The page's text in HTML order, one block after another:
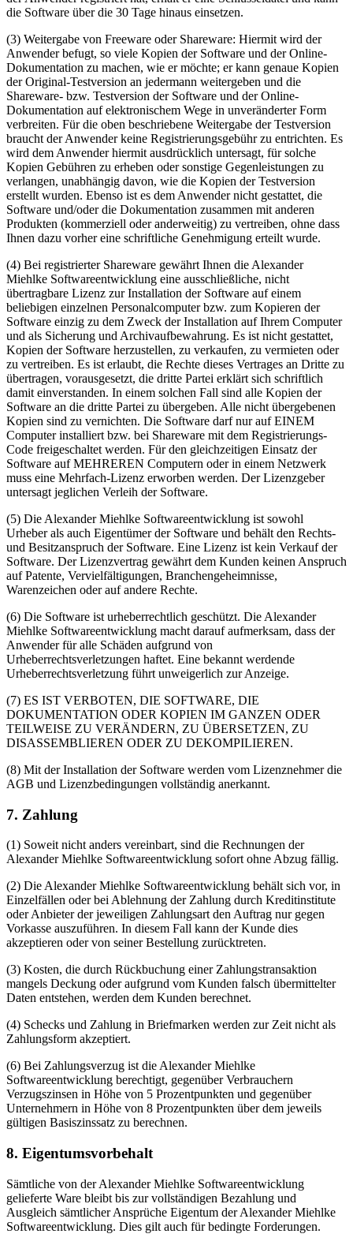
die Software über die 30 Tage hinaus einsetzen.
(3) Weitergabe von Freeware oder Shareware: Hiermit wird der
Anwender befugt, so viele Kopien der Software und der Online-
Dokumentation zu machen, wie er möchte; er kann genaue Kopien
der Original-Testversion an jedermann weitergeben und die
Shareware- bzw. Testversion der Software und der Online-
Dokumentation auf elektronischem Wege in unveränderter Form
verbreiten. Für die oben beschriebene Weitergabe der Testversion
braucht der Anwender keine Registrierungsgebühr zu entrichten. Es
wird dem Anwender hiermit ausdrücklich untersagt, für solche
Kopien Gebühren zu erheben oder sonstige Gegenleistungen zu
verlangen, unabhängig davon, wie die Kopien der Testversion
erstellt wurden. Ebenso ist es dem Anwender nicht gestattet, die
Software und/oder die Dokumentation zusammen mit anderen
Produkten (kommerziell oder anderweitig) zu vertreiben, ohne dass
Ihnen dazu vorher eine schriftliche Genehmigung erteilt wurde.
(4) Bei registrierter Shareware gewährt Ihnen die Alexander
Miehlke Softwareentwicklung eine ausschließliche, nicht
übertragbare Lizenz zur Installation der Software auf einem
beliebigen einzelnen Personalcomputer bzw. zum Kopieren der
Software einzig zu dem Zweck der Installation auf Ihrem Computer
und als Sicherung und Archivaufbewahrung. Es ist nicht gestattet,
Kopien der Software herzustellen, zu verkaufen, zu vermieten oder
zu vertreiben. Es ist erlaubt, die Rechte dieses Vertrages an Dritte zu
übertragen, vorausgesetzt, die dritte Partei erklärt sich schriftlich
damit einverstanden. In einem solchen Fall sind alle Kopien der
Software an die dritte Partei zu übergeben. Alle nicht übergebenen
Kopien sind zu vernichten. Die Software darf nur auf EINEM
Computer installiert bzw. bei Shareware mit dem Registrierungs-
Code freigeschaltet werden. Für den gleichzeitigen Einsatz der
Software auf MEHREREN Computern oder in einem Netzwerk
muss eine Mehrfach-Lizenz erworben werden. Der Lizenzgeber
untersagt jeglichen Verleih der Software.
(5) Die Alexander Miehlke Softwareentwicklung ist sowohl
Urheber als auch Eigentümer der Software und behält den Rechts-
und Besitzanspruch der Software. Eine Lizenz ist kein Verkauf der
Software. Der Lizenzvertrag gewährt dem Kunden keinen Anspruch
auf Patente, Vervielfältigungen, Branchengeheimnisse,
Warenzeichen oder auf andere Rechte.
(6) Die Software ist urheberrechtlich geschützt. Die Alexander
Miehlke Softwareentwicklung macht darauf aufmerksam, dass der
Anwender für alle Schäden aufgrund von
Urheberrechtsverletzungen haftet. Eine bekannt werdende
Urheberrechtsverletzung führt unweigerlich zur Anzeige.
(7) ES IST VERBOTEN, DIE SOFTWARE, DIE
DOKUMENTATION ODER KOPIEN IM GANZEN ODER
TEILWEISE ZU VERÄNDERN, ZU ÜBERSETZEN, ZU
DISASSEMBLIEREN ODER ZU DEKOMPILIEREN.
(8) Mit der Installation der Software werden vom Lizenznehmer die
AGB und Lizenzbedingungen vollständig anerkannt.
7. Zahlung
(1) Soweit nicht anders vereinbart, sind die Rechnungen der
Alexander Miehlke Softwareentwicklung sofort ohne Abzug fällig.
(2) Die Alexander Miehlke Softwareentwicklung behält sich vor, in
Einzelfällen oder bei Ablehnung der Zahlung durch Kreditinstitute
oder Anbieter der jeweiligen Zahlungsart den Auftrag nur gegen
Vorkasse auszuführen. In diesem Fall kann der Kunde dies
akzeptieren oder von seiner Bestellung zurücktreten.
(3) Kosten, die durch Rückbuchung einer Zahlungstransaktion
mangels Deckung oder aufgrund vom Kunden falsch übermittelter
Daten entstehen, werden dem Kunden berechnet.
(4) Schecks und Zahlung in Briefmarken werden zur Zeit nicht als
Zahlungsform akzeptiert.
(6) Bei Zahlungsverzug ist die Alexander Miehlke
Softwareentwicklung berechtigt, gegenüber Verbrauchern
Verzugszinsen in Höhe von 5 Prozentpunkten und gegenüber
Unternehmern in Höhe von 8 Prozentpunkten über dem jeweils
gültigen Basiszinssatz zu berechnen.
8. Eigentumsvorbehalt
Sämtliche von der Alexander Miehlke Softwareentwicklung
gelieferte Ware bleibt bis zur vollständigen Bezahlung und
Ausgleich sämtlicher Ansprüche Eigentum der Alexander Miehlke
Softwareentwicklung. Dies gilt auch für bedingte Forderungen.